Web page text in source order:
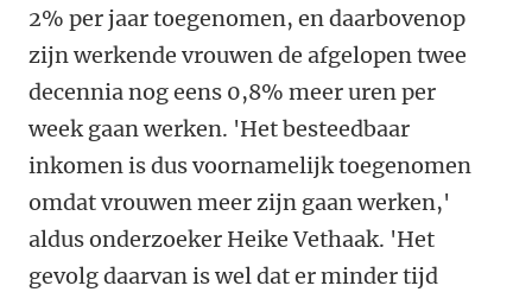
2% per jaar toegenomen, en daarbovenop
zijn werkende vrouwen de afgelopen twee
decennia nog eens 0,8% meer uren per
week gaan werken. 'Het besteedbaar
inkomen is dus voornamelijk toegenomen
omdat vrouwen meer zijn gaan werken,'
aldus onderzoeker Heike Vethaak. 'Het
gevolg daarvan is wel dat er minder tijd